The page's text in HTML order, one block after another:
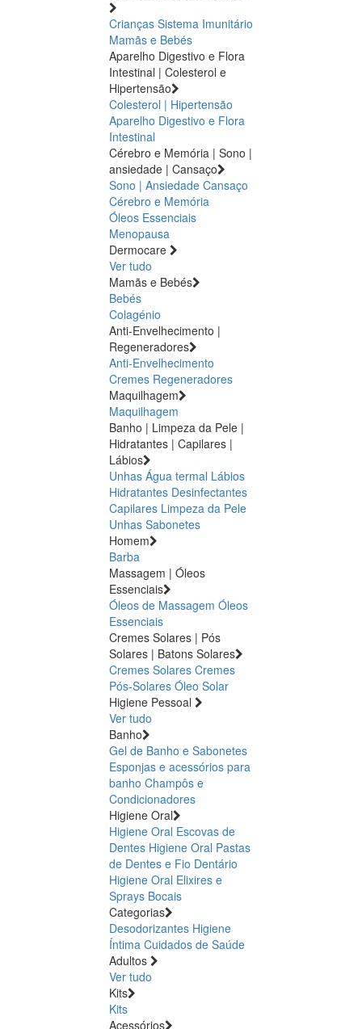
Crianças Sistema Imunitário
Mamãs e Bebés
Aparelho Digestivo e Flora
Intestinal | Colesterol e
Hipertensão
Colesterol | Hipertensão
Aparelho Digestivo e Flora
Intestinal
Cérebro e Memória | Sono |
ansiedade | Cansaço
Sono | Ansiedade Cansaço
Cérebro e Memória
Óleos Essenciais
Menopausa
Dermocare
Ver tudo
Mamãs e Bebés
Bebés
Colagénio
Anti-Envelhecimento |
Regeneradores
Anti-Envelhecimento
Cremes Regeneradores
Maquilhagem
Maquilhagem
Banho | Limpeza da Pele |
Hidratantes | Capilares |
Lábios
Unhas Água termal Lábios
Hidratantes Desinfectantes
Capilares Limpeza da Pele
Unhas Sabonetes
Homem
Barba
Massagem | Óleos
Essenciais
Óleos de Massagem Óleos
Essenciais
Cremes Solares | Pós
Solares | Batons Solares
Cremes Solares Cremes
Pós-Solares Óleo Solar
Higiene Pessoal
Ver tudo
Banho
Gel de Banho e Sabonetes
Esponjas e acessórios para
banho Champôs e
Condicionadores
Higiene Oral
Higiene Oral Escovas de
Dentes Higiene Oral Pastas
de Dentes e Fio Dentário
Higiene Oral Elixires e
Sprays Bocais
Categorias
Desodorizantes Higiene
Íntima Cuidados de Saúde
Adultos
Ver tudo
Kits
Kits
Acessórios